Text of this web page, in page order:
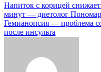
Навигация
по
записям
Напиток с корицей
минут — диетолог
Гемианопсия — проблема
после инсульта